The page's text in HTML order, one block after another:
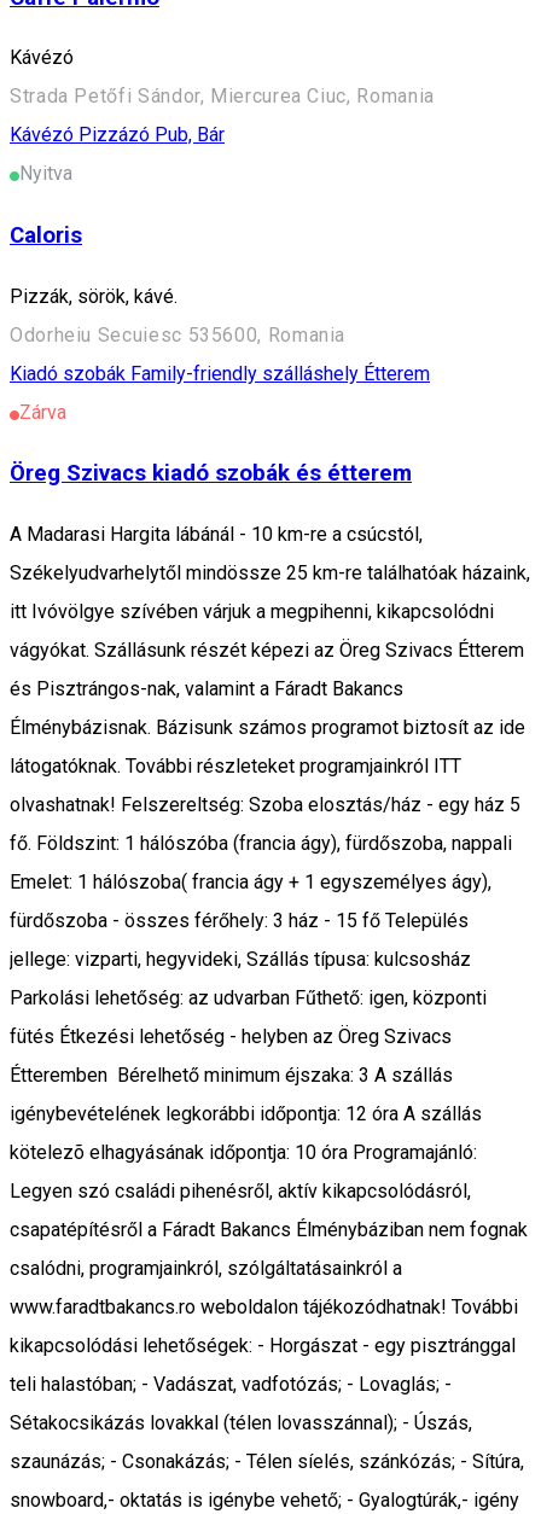
Kávézó
Strada Petőfi Sándor, Miercurea Ciuc, Romania
Kávézó Pizzázó Pub, Bár
Nyitva
Caloris
Pizzák, sörök, kávé.
Odorheiu Secuiesc 535600, Romania
Kiadó szobák Family-friendly szálláshely Étterem
Zárva
Öreg Szivacs kiadó szobák és étterem
A Madarasi Hargita lábánál - 10 km-re a csúcstól,
Székelyudvarhelytől mindössze 25 km-re találhatóak házaink,
itt Ivóvölgye szívében várjuk a megpihenni, kikapcsolódni
vágyókat. Szállásunk részét képezi az Öreg Szivacs Étterem
és Pisztrángos-nak, valamint a Fáradt Bakancs
Élménybázisnak. Bázisunk számos programot biztosít az ide
látogatóknak. További részleteket programjainkról ITT
olvashatnak! Felszereltség: Szoba elosztás/ház - egy ház 5
fő. Földszint: 1 hálószóba (francia ágy), fürdőszoba, nappali
Emelet: 1 hálószoba( francia ágy + 1 egyszemélyes ágy),
fürdőszoba - összes férőhely: 3 ház - 15 fő Település
jellege: vizparti, hegyvideki, Szállás típusa: kulcsosház
Parkolási lehetőség: az udvarban Fűthető: igen, központi
fütés Étkezési lehetőség - helyben az Öreg Szivacs
Étteremben Bérelhető minimum éjszaka: 3 A szállás
igénybevételének legkorábbi időpontja: 12 óra A szállás
kötelezõ elhagyásának időpontja: 10 óra Programajánló:
Legyen szó családi pihenésről, aktív kikapcsolódásról,
csapatépítésről a Fáradt Bakancs Élménybáziban nem fognak
csalódni, programjainkról, szólgáltatásainkról a
www.faradtbakancs.ro weboldalon tájékozódhatnak! További
kikapcsolódási lehetőségek: - Horgászat - egy pisztránggal
teli halastóban; - Vadászat, vadfotózás; - Lovaglás; -
Sétakocsikázás lovakkal (télen lovasszánnal); - Úszás,
szaunázás; - Csonakázás; - Télen síelés, szánkózás; - Sítúra,
snowboard,- oktatás is igénybe vehető; - Gyalogtúrák,- igény